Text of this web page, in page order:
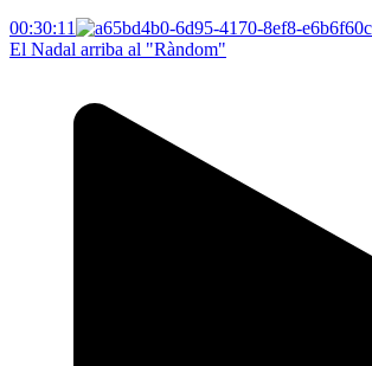
00:30:11
El Nadal arriba al "Ràndom"